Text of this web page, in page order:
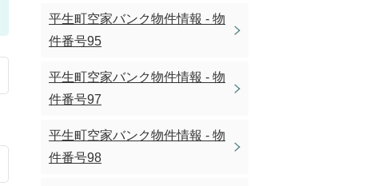
平生町空家バンク物件情報 - 物
件番号95
平生町空家バンク物件情報 - 物
件番号97
平生町空家バンク物件情報 - 物
件番号98